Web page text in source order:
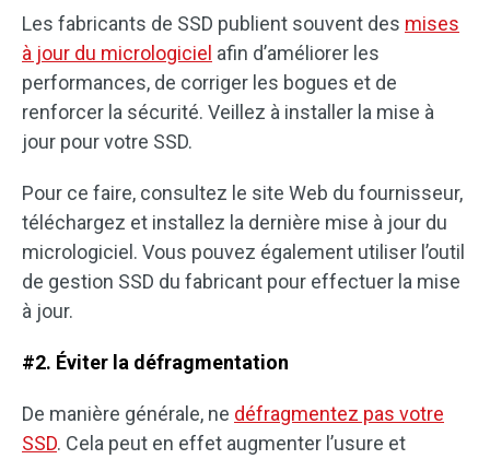
Les fabricants de SSD publient souvent des mises
à jour du micrologiciel afin d’améliorer les
performances, de corriger les bogues et de
renforcer la sécurité. Veillez à installer la mise à
jour pour votre SSD.
Pour ce faire, consultez le site Web du fournisseur,
téléchargez et installez la dernière mise à jour du
micrologiciel. Vous pouvez également utiliser l’outil
de gestion SSD du fabricant pour effectuer la mise
à jour.
#2. Éviter la défragmentation
De manière générale, ne défragmentez pas votre
SSD. Cela peut en effet augmenter l’usure et